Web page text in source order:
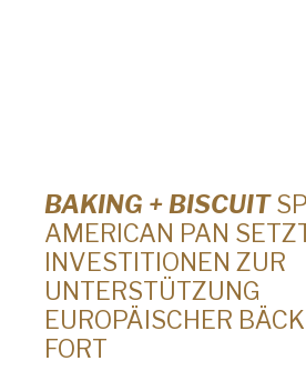
BAKING + BISCUIT
AMERICAN PAN
INVESTITIONEN ZUR
UNTERSTÜTZUNG
EUROPÄISCHER
FORT